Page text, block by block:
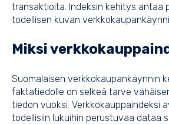
transaktioita. Indeksin kehitys antaa
todellisen kuvan
Miksi
Suomalaisen verkkokaupankäynnin
faktatiedolle on selkeä tarve
tiedon vuoksi. Verkkokauppaindeksi
todellisiin lukuihin perustuvaa dataa